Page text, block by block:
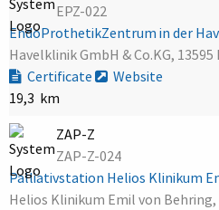
EPZ-022
EndoProthetikZentrum in der
Havelklinik GmbH & Co.KG, 13595
Certificate
Website
19,3 km
ZAP-Z
ZAP-Z-024
Palliativstation Helios Klinikum
Helios Klinikum Emil von Behring,